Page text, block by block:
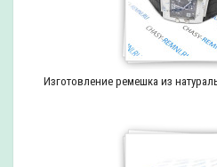
Изготовление ремешка из